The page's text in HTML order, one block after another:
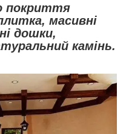
покриття
масивні
дошки,
камінь.